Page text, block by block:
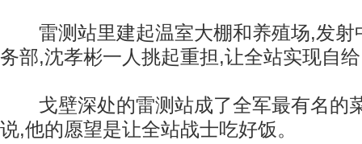
雷测站里建起温室大棚和养殖场,发射
务部,沈孝彬一人挑起重担,让全站实现自
戈壁深处的雷测站成了全军最有名的
说,他的愿望是让全站战士吃好饭。